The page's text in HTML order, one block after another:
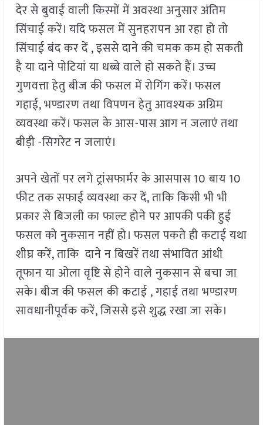
देर से बुवाई वाली किस्मों में अवस्था अनुसार अंतिम
सिंचाई करें। यदि फसल में सुनहरापन आ रहा हो तो
सिंचाई बंद कर दें , इससे दाने की चमक कम हो सकती
है या दाने पोटियां या धब्बे वाले हो सकते हैं। उच्च
गुणवत्ता हेतु बीज की फसल में रोगिंग करें। फसल
गहाई, भण्डारण तथा विपणन हेतु आवश्यक अग्रिम
व्यवस्था करें। फसल के आस-पास आग न जलाएं तथा
बीड़ी -सिगरेट न जलाएं।
अपने खेतों पर लगे ट्रांसफार्मर के आसपास 10 बाय 10
फीट तक सफाई व्यवस्था कर दें, ताकि किसी भी भी
प्रकार से बिजली का फाल्ट होने पर आपकी पकी हुई
फसल को नुकसान नहीं हो। फसल पकते ही कटाई यथा
शीघ्र करें, ताकि दाने न बिखरें तथा संभावित आंधी
तूफान या ओला वृष्टि से होने वाले नुकसान से बचा जा
सके। बीज की फसल की कटाई , गहाई तथा भण्डारण
सावधानीपूर्वक करें, जिससे इसे शुद्ध रखा जा सके।